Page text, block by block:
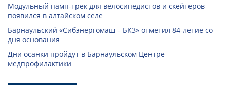
Модульный памп-трек для велосипедистов и скейтеров
появился в алтайском селе
Барнаульский «Сибэнергомаш – БКЗ» отметил 84-летие со
дня основания
Дни осанки пройдут в Барнаульском Центре
медпрофилактики